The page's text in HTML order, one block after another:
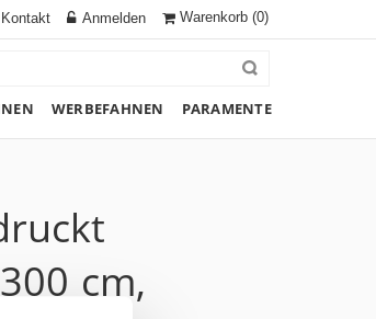
Warenkorb (0)
Kontakt Anmelden
WERBEFAHNEN PARAMENTE
cm,